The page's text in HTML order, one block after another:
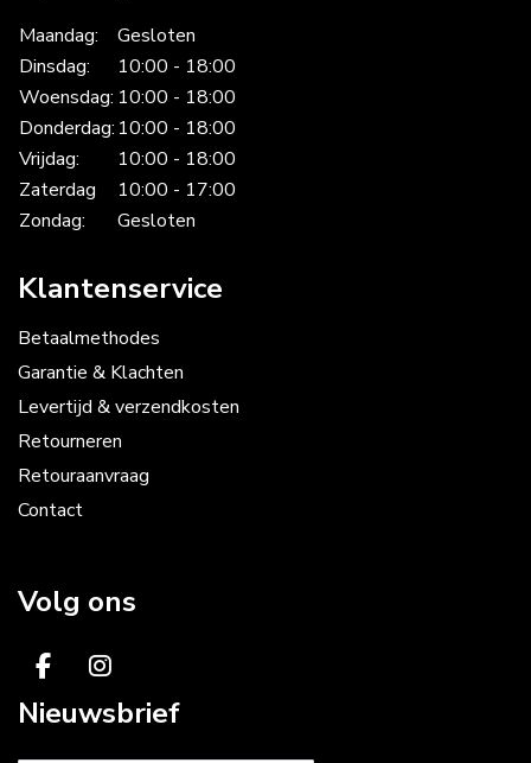
Maandag:
Gesloten
Dinsdag:
10:00 - 18:00
Woensdag: 10:00 - 18:00
Donderdag: 10:00 - 18:00
Vrijdag:
10:00 - 18:00
Zaterdag
10:00 - 17:00
Zondag:
Gesloten
Klantenservice
Betaalmethodes
Garantie & Klachten
Levertijd & verzendkosten
Retourneren
Retouraanvraag
Contact
Volg ons
Nieuwsbrief